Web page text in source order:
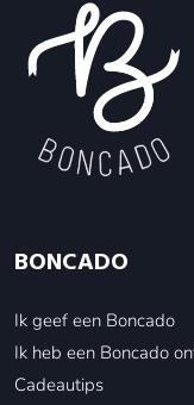
BONCADO
Ik geef een Boncado
Ik heb een Boncado
Cadeautips